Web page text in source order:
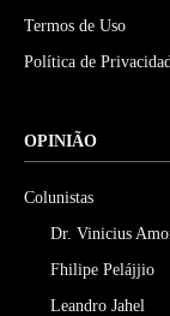
Termos de Uso
Política de
OPINIÃO
Colunistas
Dr. Vinicius
Fhilipe Pelájjio
Leandro Jahel